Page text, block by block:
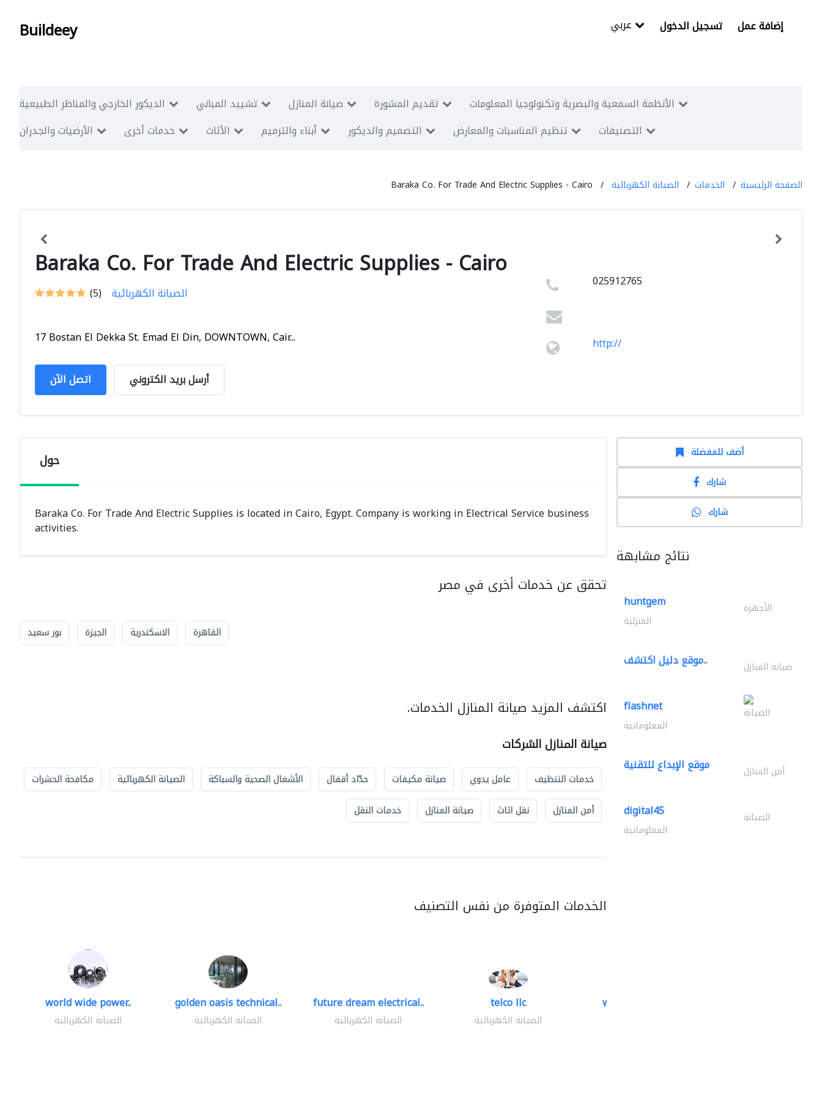
Buildeey تسجيل الدخول إضافة عمل
الديكور الخارجي والمناظر الطبيعية تشييد المباني صيانة المنازل تقديم المشورة
الأنظمة السمعية والبصرية وتكنولوجيا المعلومات
الأرضيات والجدران
خدمات أخرى الأثاث أبناء والترميم التصميم والديكور تنظيم المناسبات والمعارض التصنيفات
الصفحة الرئيسية الخدمات الصيانة الكهربائية Baraka Co. For Trade And Electric Supplies - Cairo
Baraka Co. For Trade And Electric Supplies - Cairo
(5) الصيانة الكهربائية
17 Bostan El Dekka St. Emad El Din, DOWNTOWN, Cair...
اتصل الآن أرسل بريد الكتروني
025912765
http://
حول
Baraka Co. For Trade And Electric Supplies is located in Cairo, Egypt. Company is working in Electrical Service business
activities.
تحقق عن خدمات أخرى في مصر
القاهرة الاسكندرية الجيزة بور سعيد
اكتشف المزيد صيانة المنازل الخدمات.
صيانة المنازل الشركات
خدمات التنظيف عامل يدوي صيانة مكيفات حدّاد أقفال الأشغال الصحية والسباكة الصيانة الكهربائية
مكافحة الحشرات
أمن المنازل
نقل اثاث صيانة المنازل خدمات النقل
الخدمات المتوفرة من نفس التصنيف
world wide power..
الصيانة الكهربائية
golden oasis technical..
الصيانة الكهربائية
future dream electrical..
الصيانة الكهربائية
telco llc
الصيانة الكهربائية
white arch general..
أضف للمفضلة
شارك
شارك
نتائج مشابهة
huntgem الأجهزة
المنزلية
موقع دليل اكتشف.. صيانة المنازل
flashnet الصيانة
المعلوماتية
موقع الإبداع للتقنية أمن المنازل
digital45 الصيانة
المعلوماتية